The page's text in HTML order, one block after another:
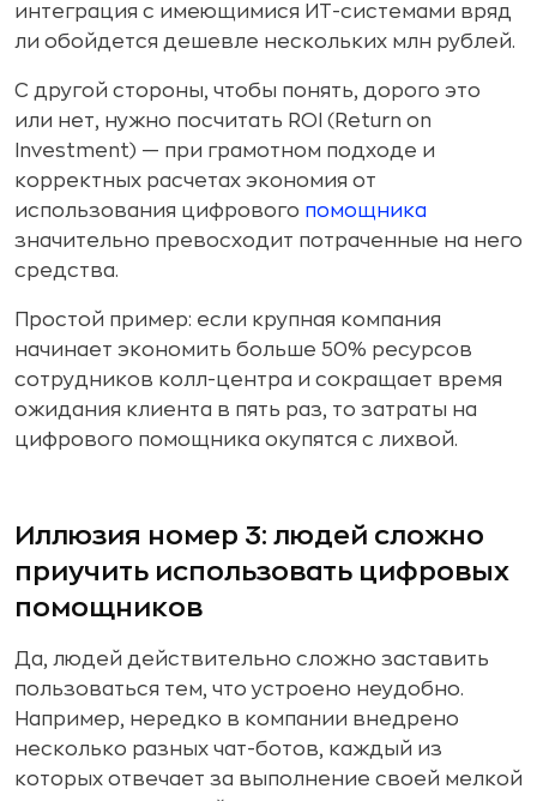
интеграция с имеющимися ИТ-системами вряд
ли обойдется дешевле нескольких млн рублей.
С другой стороны, чтобы понять, дорого это
или нет, нужно посчитать ROI (Return on
Investment) — при грамотном подходе и
корректных расчетах экономия от
использования цифрового помощника
значительно превосходит потраченные на него
средства.
Простой пример: если крупная компания
начинает экономить больше 50% ресурсов
сотрудников колл-центра и сокращает время
ожидания клиента в пять раз, то затраты на
цифрового помощника окупятся с лихвой.
Иллюзия номер 3: людей сложно
приучить использовать цифровых
помощников
Да, людей действительно сложно заставить
пользоваться тем, что устроено неудобно.
Например, нередко в компании внедрено
несколько разных чат-ботов, каждый из
которых отвечает за выполнение своей мелкой